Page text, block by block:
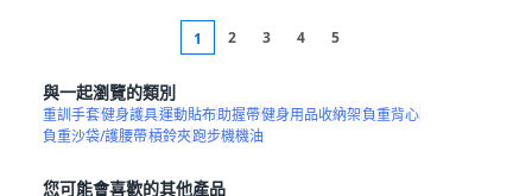
1 2 3 4 5
與一起瀏覽的類別
重訓手套健身護具運動貼布助握帶健身用品收納架負重背心
負重沙袋/護腰帶槓鈴夾跑步機機油
您可能會喜歡的其他產品